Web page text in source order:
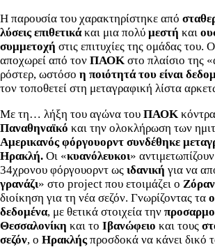
Η παρουσία του χαρακτηρίστηκε από
λύσεις επιθετικάκαι μια πολύ μεστή και
συμμετοχή στις επιτυχίες της ομάδας του. Ο
αποχωρεί από τον ΠΑΟΚ στο πλαίσιο της
ρόστερ, ωστόσο η ποιότητά του είναι
τον τοποθετεί στη μεταγραφική λίστα
Με τη… λήξη του αγώνα του ΠΑΟΚ
Παναθηναϊκό και την ολοκλήρωση των
Αμερικανός φόργουορντ συνδέθηκε
Ηρακλή. Οι «κυανόλευκοι»
34χρονου φόργουορντ ως ιδανική για να
γρανάζι» στο project που ετοιμάζει ο
διοίκηση για τη νέα σεζόν. Γνωρίζοντας τα
δεδομένα, με θετικά στοιχεία την
Θεσσαλονίκη και το Ιβανώφειο και τους
σεζόν, ο Ηρακλήςπροσδοκά να κάνει δικό